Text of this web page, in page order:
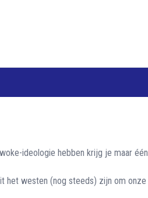
ideologie hebben krijg je maar één
het westen (nog steeds) zijn om onze